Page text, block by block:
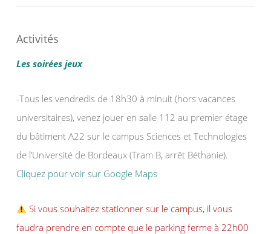
Activités
Les soirées jeux
-Tous les vendredis de 18h30 à minuit (hors vacances
universitaires), venez jouer en salle 112 au premier étage
du bâtiment A22 sur le campus Sciences et Technologies
de l’Université de Bordeaux (Tram B, arrêt Béthanie).
Cliquez pour voir sur Google Maps
Si vous souhaitez stationner sur le campus, il vous
faudra prendre en compte que le parking ferme à 22h00